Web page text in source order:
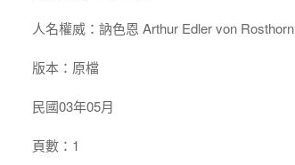
人名權威：訥色恩 Arthur Edler von Rosthorn
版本：原檔
民國03年05月
頁數：1